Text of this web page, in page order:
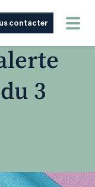
contacter
3